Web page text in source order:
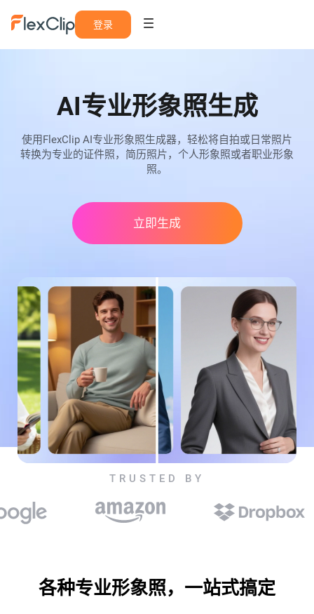
登录
AI专业形象照生成
使用FlexClip AI专业形象照生成器，轻松将自拍或日常照片
转换为专业的证件照，简历照片，个人形象照或者职业形象
照。
立即生成
TRUSTED BY
各种专业形象照，一站式搞定